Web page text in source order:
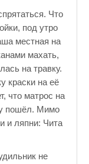
Что
под утро
местная на
махать,
на травку.
краски на её
что матрос на
пошёл. Мимо
и ляпни: Чита
не